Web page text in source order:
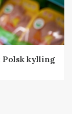
Polsk kylling